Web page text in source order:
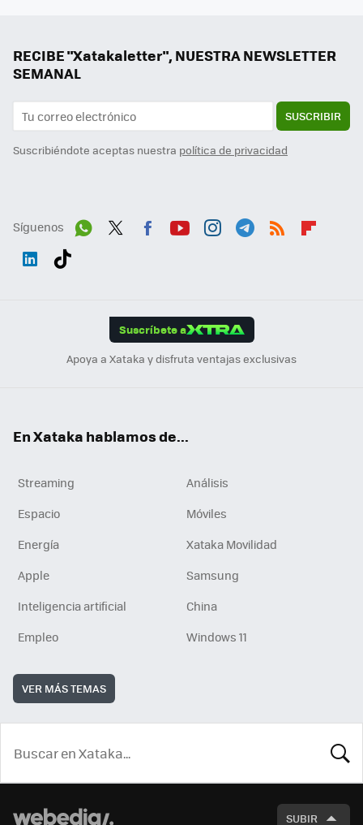
RECIBE "Xatakaletter", NUESTRA NEWSLETTER
SEMANAL
SUSCRIBIR
Suscribiéndote aceptas nuestra política de privacidad
Síguenos
Suscríbete a
Apoya a Xataka y disfruta ventajas exclusivas
En Xataka hablamos de...
Streaming
Análisis
Espacio
Móviles
Energía
Xataka Movilidad
Apple
Samsung
Inteligencia artificial
China
Empleo
Windows 11
VER MÁS TEMAS
SUBIR